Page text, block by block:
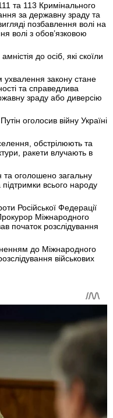
та 113 Кримінального
за державну зраду та
позбавлення волі на
волі з обов’язковою
до осіб, які скоїли
ухвалення закону стане
та справедлива
зраду або диверсію
оголосив війну Україні
обстрілюють та
ракети влучають в
та оголошено загальну
всього народу
Російської Федерації
Міжнародного
початок розслідування
до Міжнародного
військових